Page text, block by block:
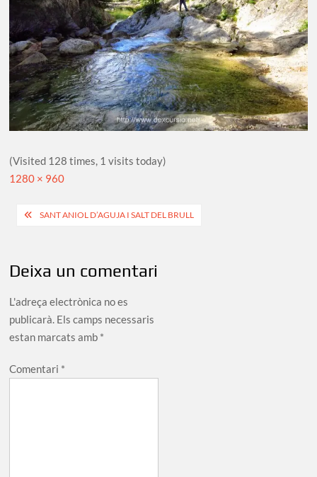
(Visited 128 times, 1 visits today)
Full
1280 × 960
Navegació
SANT ANIOL D’AGUJA I SALT DEL BRULL
Deixa un comentari
L'adreça electrònica no es
publicarà. Els camps necessaris
estan marcats amb *
Comentari *